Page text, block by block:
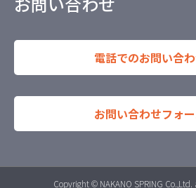
電話でのお問い合
お問い合わせフォ
Copyright © NAKANO SPRING